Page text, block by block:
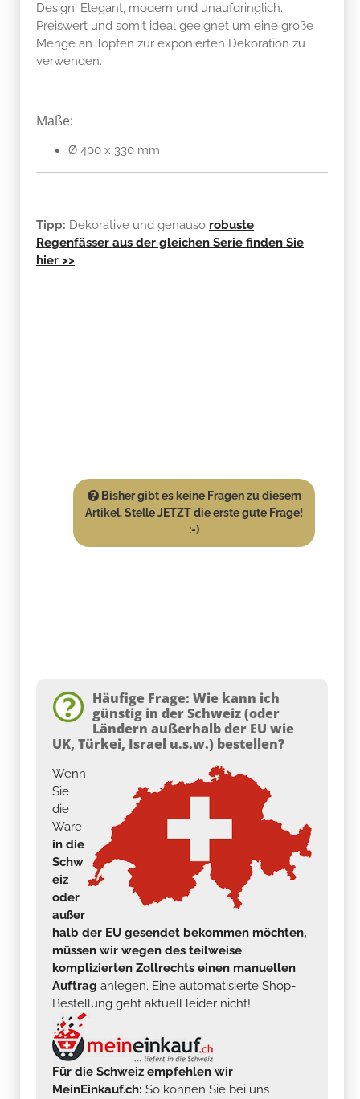
Design. Elegant, modern und unaufdringlich.
Preiswert und somit ideal geeignet um eine große
Menge an Töpfen zur exponierten Dekoration zu
verwenden.
Maße:
Ø 400 x 330 mm
Tipp: Dekorative und genauso robuste
Regenfässer aus der gleichen Serie finden Sie
hier >>
Bisher gibt es keine Fragen zu diesem
Artikel. Stelle JETZT die erste gute Frage!
:-)
Häufige Frage: Wie kann ich
günstig in der Schweiz (oder
Ländern außerhalb der EU wie
UK, Türkei, Israel u.s.w.) bestellen?
Wenn
Sie
die
Ware
in die
Schw
eiz
oder
außer
halb der EU gesendet bekommen möchten,
müssen wir wegen des teilweise
komplizierten Zollrechts einen manuellen
Auftrag anlegen. Eine automatisierte Shop-
Bestellung geht aktuell leider nicht!
Für die Schweiz empfehlen wir
MeinEinkauf.ch: So können Sie bei uns